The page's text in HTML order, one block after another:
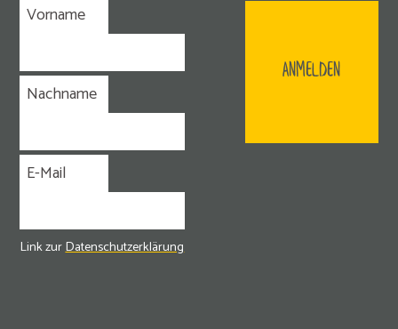
Vorname
Nachname
E-Mail
ANMELDEN
Link zurDatenschutzerklärung